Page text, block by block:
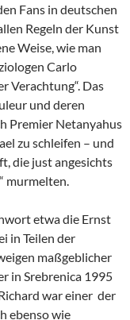
Fans in deutschen
Regeln der Kunst
Weise, wie man
Carlo
Verachtung“. Das
und deren
Premier Netanyahus
zu schleifen – und
die just angesichts
murmelten.
etwa die Ernst
in Teilen der
maßgeblicher
in Srebrenica 1995
war einer der
ebenso wie